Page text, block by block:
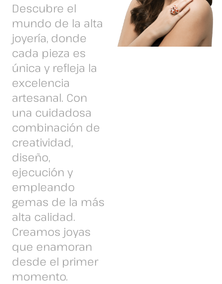
Descubre el
mundo de la alta
joyería, donde
cada pieza es
única y refleja la
excelencia
artesanal. Con
una cuidadosa
combinación de
creatividad,
diseño,
ejecución y
empleando
gemas de la más
alta calidad.
Creamos joyas
que enamoran
desde el primer
momento.